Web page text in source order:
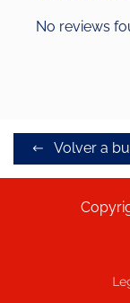
No reviews
Volver a